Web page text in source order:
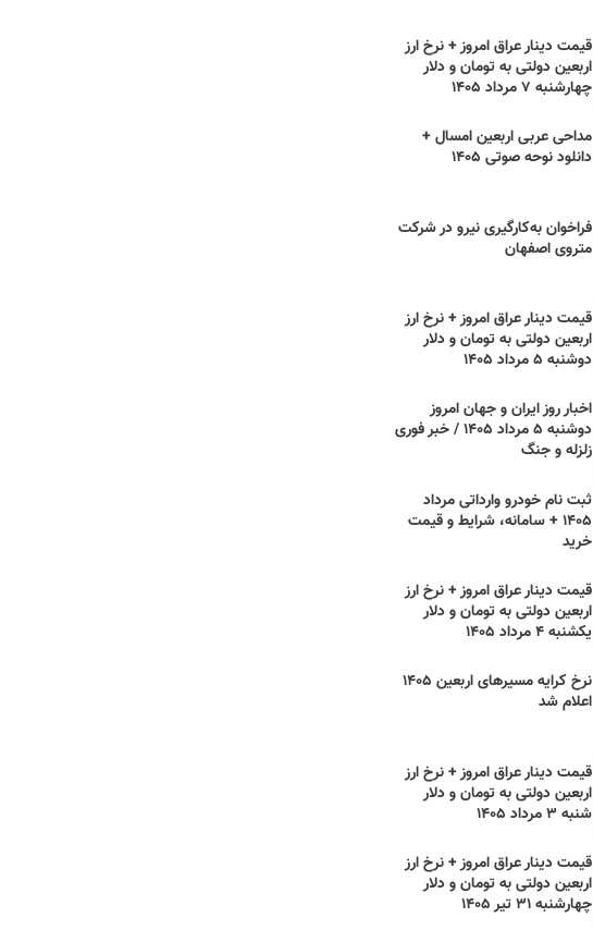
قیمت دینار عراق امروز + نرخ ارز
اربعین دولتی به تومان و دلار
چهارشنبه ۷ مرداد ۱۴۰۵
مداحی عربی اربعین امسال +
دانلود نوحه صوتی ۱۴۰۵
فراخوان به‌کارگیری نیرو در شرکت
متروی اصفهان
قیمت دینار عراق امروز + نرخ ارز
اربعین دولتی به تومان و دلار
دوشنبه ۵ مرداد ۱۴۰۵
اخبار روز ایران و جهان امروز
دوشنبه ۵ مرداد ۱۴۰۵ / خبر فوری
زلزله و جنگ
ثبت نام خودرو وارداتی مرداد
۱۴۰۵ + سامانه، شرایط و قیمت
خرید
قیمت دینار عراق امروز + نرخ ارز
اربعین دولتی به تومان و دلار
یکشنبه ۴ مرداد ۱۴۰۵
نرخ کرایه مسیرهای اربعین ۱۴۰۵
اعلام شد
قیمت دینار عراق امروز + نرخ ارز
اربعین دولتی به تومان و دلار
شنبه ۳ مرداد ۱۴۰۵
قیمت دینار عراق امروز + نرخ ارز
اربعین دولتی به تومان و دلار
چهارشنبه ۳۱ تیر ۱۴۰۵